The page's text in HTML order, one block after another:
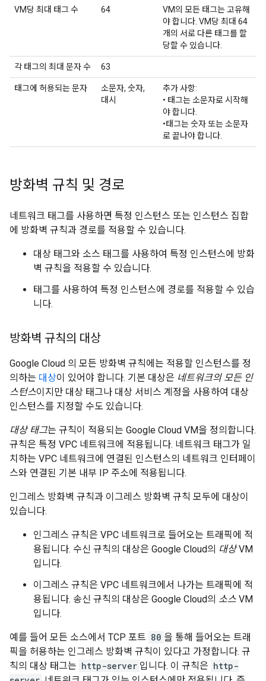
VM당 최대 태그 수 64
VM의 모든 태그는 고유해
야 합니다. VM당 최대 64
개의 서로 다른 태그를 할
당할 수 있습니다.
각 태그의 최대 문자 수 63
태그에 허용되는 문자
소문자, 숫자,
대시
추가 사항:
• 태그는 소문자로 시작해
야 합니다.
•태그는 숫자 또는 소문자
로 끝나야 합니다.
방화벽 규칙 및 경로
네트워크 태그를 사용하면 특정 인스턴스 또는 인스턴스 집합
에 방화벽 규칙과 경로를 적용할 수 있습니다.
대상 태그와 소스 태그를 사용하여 특정 인스턴스에 방화
벽 규칙을 적용할 수 있습니다.
태그를 사용하여 특정 인스턴스에 경로를 적용할 수 있습
니다.
방화벽 규칙의 대상
Google Cloud 의 모든 방화벽 규칙에는 적용할 인스턴스를 정
의하는 대상이 있어야 합니다. 기본 대상은 네트워크의 모든 인
스턴스이지만 대상 태그나 대상 서비스 계정을 사용하여 대상
인스턴스를 지정할 수도 있습니다.
대상 태그는 규칙이 적용되는 Google Cloud VM을 정의합니다.
규칙은 특정 VPC 네트워크에 적용됩니다. 네트워크 태그가 일
치하는 VPC 네트워크에 연결된 인스턴스의 네트워크 인터페이
스와 연결된 기본 내부 IP 주소에 적용됩니다.
인그레스 방화벽 규칙과 이그레스 방화벽 규칙 모두에 대상이
있습니다.
인그레스 규칙은 VPC 네트워크로 들어오는 트래픽에 적
용됩니다. 수신 규칙의 대상은 Google Cloud의 대상VM
입니다.
이그레스 규칙은 VPC 네트워크에서 나가는 트래픽에 적
용됩니다. 송신 규칙의 대상은 Google Cloud의 소스 VM
입니다.
예를 들어 모든 소스에서 TCP 포트 80 을 통해 들어오는 트래
픽을 허용하는 인그레스 방화벽 규칙이 있다고 가정합니다. 규
칙의 대상 태그는 http-server 입니다. 이 규칙은 http-